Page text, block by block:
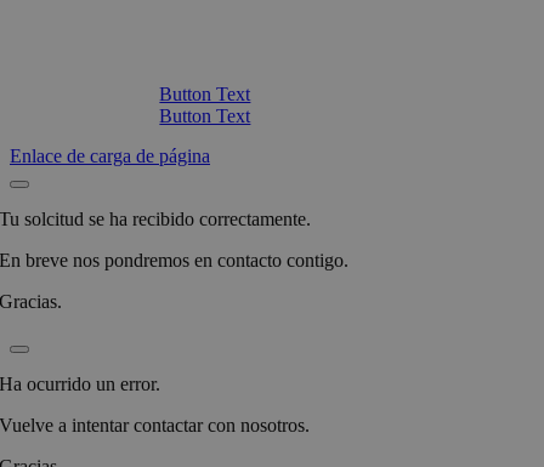
Button Text
Button Text
Enlace de carga de página
Tu solcitud se ha recibido correctamente.
En breve nos pondremos en contacto contigo.
Gracias.
Ha ocurrido un error.
Vuelve a intentar contactar con nosotros.